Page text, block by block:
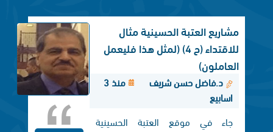
مشاريع العتبة الحسينية مثال
للاقتداء (ح 4) (لمثل هذا فليعمل
العاملون)
د.فاضل حسن شريف
منذ 3
اسابيع
جاء في موقع العتبة الحسينية